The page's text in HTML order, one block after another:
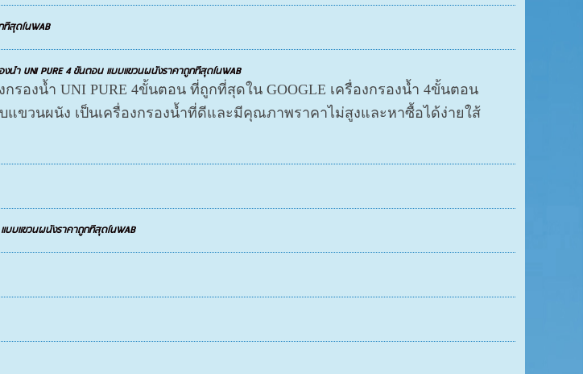
สุดในWAB
น้ำ UNI PURE 4 ขั้นตอน แบบแขวนผนังราคาถูกที่สุดในWAB
กรองน้ำ UNI PURE 4ขั้นตอน ที่ถูกที่สุดใน GOOGLE เครื่องกรองน้ำ 4ขั้นตอน
บแขวนผนัง เป็นเครื่องกรองน้ำที่ดีและมีคุณภาพราคาไม่สูงและหาซื้อได้ง่ายใส้
บบแขวนผนังราคาถูกที่สุดในWAB